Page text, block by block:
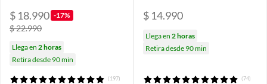
$ 18.990 -17%
$ 22.990
Llega en 2 horas
Retira desde 90 min
(197)
$ 14.990
Llega en 2 horas
Retira desde 90 min
(74)